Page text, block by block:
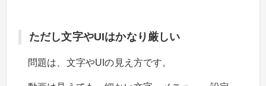
ただし文字やUIはかなり厳しい
問題は、文字やUIの見え方です。